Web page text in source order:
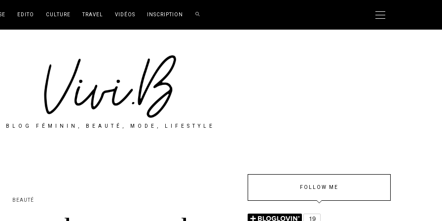
EDITO CULTURE TRAVEL VIDÉOS INSCRIPTION
BLOG FÉMININ, BEAUTÉ, MODE, LIFESTYLE
BEAUTÉ
FOLLOW ME